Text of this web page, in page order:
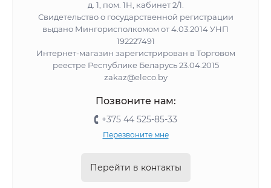
д. 1, пом. 1Н, кабинет 2/1.
Свидетельство о государственной регистрации
выдано Мингорисполкомом от 4.03.2014 УНП
192227491
Интернет-магазин зарегистрирован в Торговом
реестре Республике Беларусь 23.04.2015
zakaz@eleco.by
Позвоните нам:
+375 44 525-85-33
Перезвоните мне
Перейти в контакты